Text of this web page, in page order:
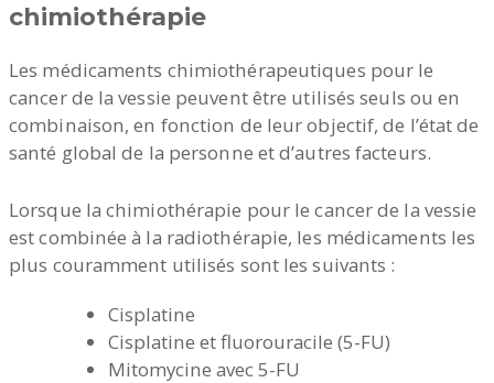
chimiothérapie
Les médicaments chimiothérapeutiques pour le
cancer de la vessie peuvent être utilisés seuls ou en
combinaison, en fonction de leur objectif, de l’état de
santé global de la personne et d’autres facteurs.
Lorsque la chimiothérapie pour le cancer de la vessie
est combinée à la radiothérapie, les médicaments les
plus couramment utilisés sont les suivants :
Cisplatine
Cisplatine et fluorouracile (5-FU)
Mitomycine avec 5-FU